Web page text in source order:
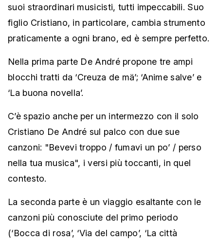
suoi straordinari musicisti, tutti impeccabili. Suo
figlio Cristiano, in particolare, cambia strumento
praticamente a ogni brano, ed è sempre perfetto.
Nella prima parte De André propone tre ampi
blocchi tratti da ‘Creuza de mä’; ‘Anime salve’ e
‘La buona novella’.
C’è spazio anche per un intermezzo con il solo
Cristiano De André sul palco con due sue
canzoni: "Bevevi troppo / fumavi un po’ / perso
nella tua musica", i versi più toccanti, in quel
contesto.
La seconda parte è un viaggio esaltante con le
canzoni più conosciute del primo periodo
(‘Bocca di rosa’, ‘Via del campo’, ‘La città